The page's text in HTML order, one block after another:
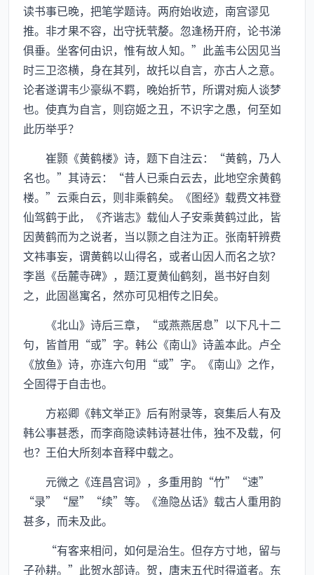
读书事已晚，把笔学题诗。两府始收迹，南宫谬见
推。非才果不容，出守抚茕嫠。忽逢杨开府，论书涕
俱垂。坐客何由识，惟有故人知。”此盖韦公因见当
时三卫恣横，身在其列，故托以自言，亦古人之意。
论者遂谓韦少豪纵不羁，晚始折节，所谓对痴人谈梦
也。使真为自言，则窃姬之丑，不识字之愚，何至如
此历举乎？
崔颢《黄鹤楼》诗，题下自注云：“黄鹤，乃人
名也。”其诗云：“昔人已乘白云去，此地空余黄鹤
楼。”云乘白云，则非乘鹤矣。《图经》载费文袆登
仙驾鹤于此，《齐谐志》载仙人子安乘黄鹤过此，皆
因黄鹤而为之说者，当以颢之自注为正。张南轩辨费
文袆事妄，谓黄鹤以山得名，或者山因人而名之欤？
李邕《岳麓寺碑》，题江夏黄仙鹤刻，邕书好自刻
之，此固邕寓名，然亦可见相传之旧矣。
《北山》诗后三章，“或燕燕居息”以下凡十二
句，皆首用“或”字。韩公《南山》诗盖本此。卢仝
《放鱼》诗，亦连六句用“或”字。《南山》之作，
仝固得于自击也。
方崧卿《韩文举正》后有附录等，裒集后人有及
韩公事甚悉，而李商隐读韩诗甚壮伟，独不及载，何
也？王伯大所刻本音释中载之。
元微之《连昌宫词》，多重用韵“竹”“速”
“录”“屋”“续”等。《渔隐丛话》载古人重用韵
甚多，而未及此。
“有客来相问，如何是治生。但存方寸地，留与
子孙耕。”此贺水部诗。贺，唐末五代时得道者。东